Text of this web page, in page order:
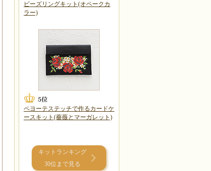
ビーズリングキット(オペークカ
ラー)
ペヨーテステッチで作るカードケ
ースキット(薔薇とマーガレット)
キットランキング
30位まで見る